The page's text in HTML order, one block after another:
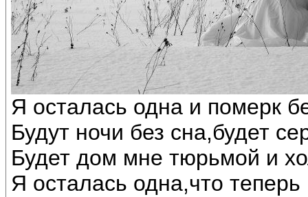
Я осталась одна и померк
Будут ночи без сна,будет
Будет дом мне тюрьмой и
Я осталась одна,что теперь